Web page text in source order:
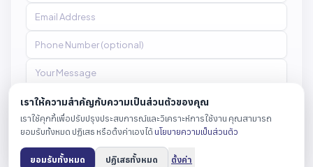
Send Message
เราให้ความสำคัญกับความเป็นส่วนตัวของคุณ
เราใช้คุกกี้เพื่อปรับปรุงประสบการณ์และวิเคราะห์การใช้งาน คุณสามารถ
ยอมรับทั้งหมด ปฏิเสธ หรือตั้งค่าเองได้นโยบายความเป็นส่วนตัว
ยอมรับทั้งหมด ปฏิเสธทั้งหมด ตั้งค่า